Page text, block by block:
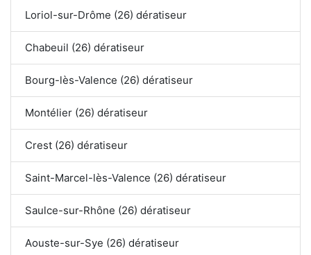
Loriol-sur-Drôme (26) dératiseur
Chabeuil (26) dératiseur
Bourg-lès-Valence (26) dératiseur
Montélier (26) dératiseur
Crest (26) dératiseur
Saint-Marcel-lès-Valence (26) dératiseur
Saulce-sur-Rhône (26) dératiseur
Aouste-sur-Sye (26) dératiseur